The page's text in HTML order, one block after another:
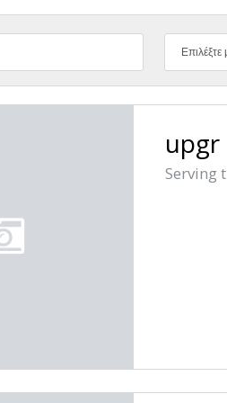
Επιλέξτε
upgr
Serving